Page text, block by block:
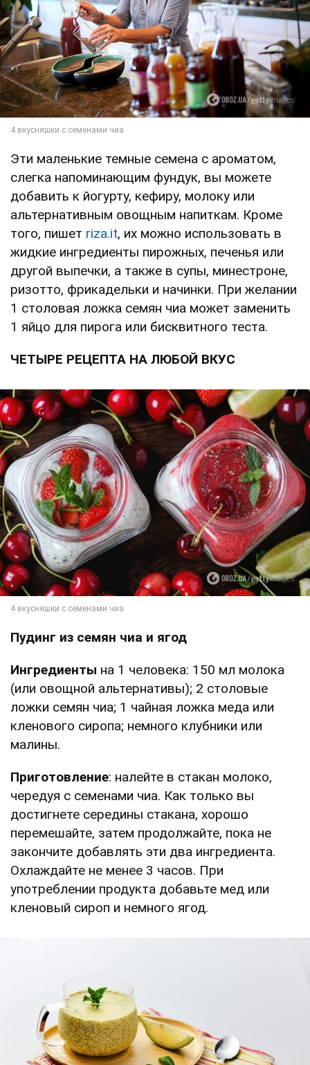
Эти маленькие темные семена с ароматом,
слегка напоминающим фундук, вы можете
добавить к йогурту, кефиру, молоку или
альтернативным овощным напиткам. Кроме
того, пишет riza.it, их можно использовать в
жидкие ингредиенты пирожных, печенья или
другой выпечки, а также в супы, минестроне,
ризотто, фрикадельки и начинки. При желании
1 столовая ложка семян чиа может заменить
1 яйцо для пирога или бисквитного теста.
ЧЕТЫРЕ РЕЦЕПТА НА ЛЮБОЙ ВКУС
Пудинг из семян чиа и ягод
Ингредиенты на 1 человека: 150 мл молока
(или овощной альтернативы); 2 столовые
ложки семян чиа; 1 чайная ложка меда или
кленового сиропа; немного клубники или
малины.
Приготовление: налейте в стакан молоко,
чередуя с семенами чиа. Как только вы
достигнете середины стакана, хорошо
перемешайте, затем продолжайте, пока не
закончите добавлять эти два ингредиента.
Охлаждайте не менее 3 часов. При
употреблении продукта добавьте мед или
кленовый сироп и немного ягод.